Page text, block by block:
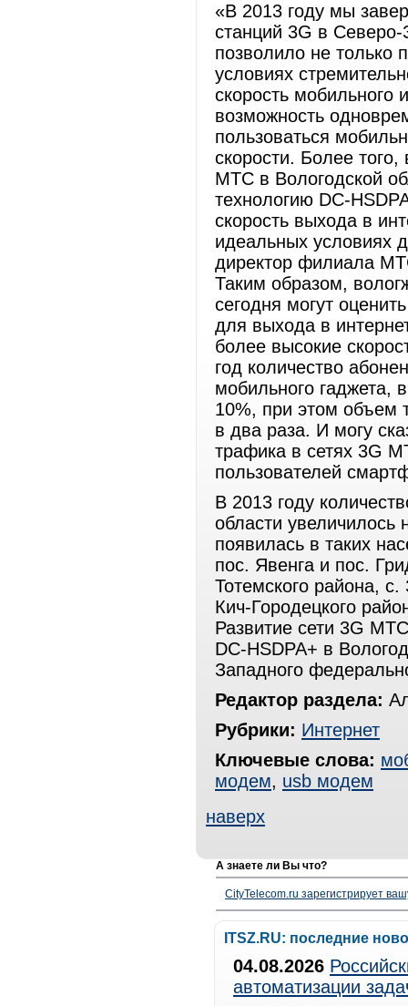
«В 2013 году мы
станций 3G в Северо-
позволило не только
условиях
скорость мобильного
возможность
пользоваться
скорости. Более
МТС в Вологодской
технологию DC-
скорость выхода в
идеальных условиях
директор филиала
Таким образом,
сегодня могут
для выхода в
более высокие
год количество
мобильного гаджета,
10%, при этом объем
в два раза. И могу
трафика в сетях 3G
пользователей
В 2013 году
области
появилась в таких
пос. Явенга и пос.
Тотемского района,
Кич-Городецкого
Развитие сети 3G
DC-HSDPA+ в
Западного
Редактор раздела:
Рубрики: Интернет
Ключевые слова:
модем, usb модем
наверх
А знаете ли Вы что?
CityTelecom.ru зарегистрирует
ITSZ.RU: последние
04.08.2026
автоматизации